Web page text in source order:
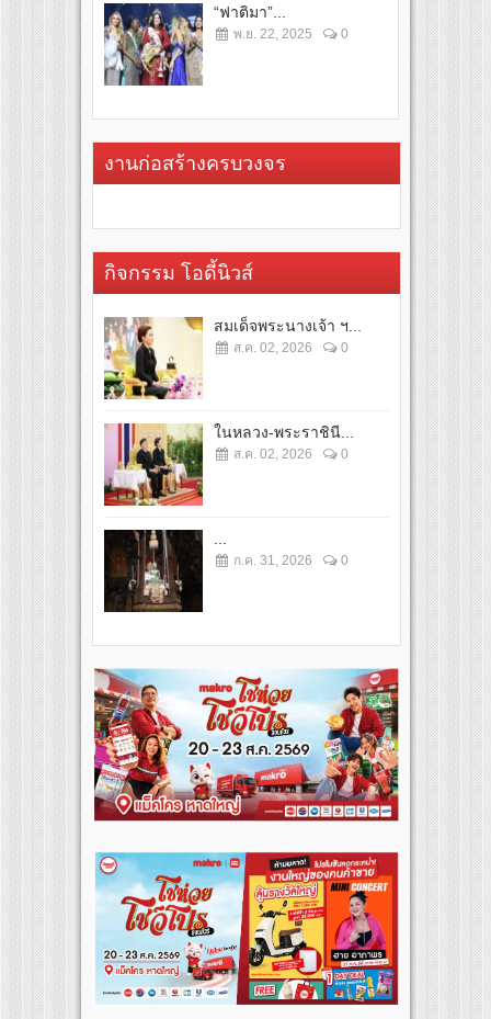
“ฟาติมา”...
พ.ย. 22, 2025 0
งานก่อสร้างครบวงจร
กิจกรรม โอดี้นิวส์
สมเด็จพระนางเจ้า ฯ...
ส.ค. 02, 2026 0
ในหลวง-พระราชินี...
ส.ค. 02, 2026 0
...
ก.ค. 31, 2026 0